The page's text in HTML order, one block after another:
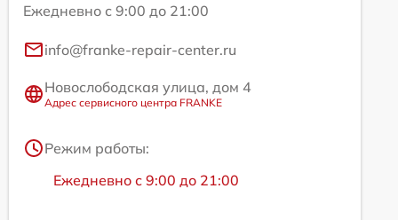
Ежедневно с 9:00 до 21:00
info@franke-repair-center.ru
Новослободская улица, дом 4
Адрес сервисного центра FRANKE
Режим работы:
Ежедневно с 9:00 до 21:00